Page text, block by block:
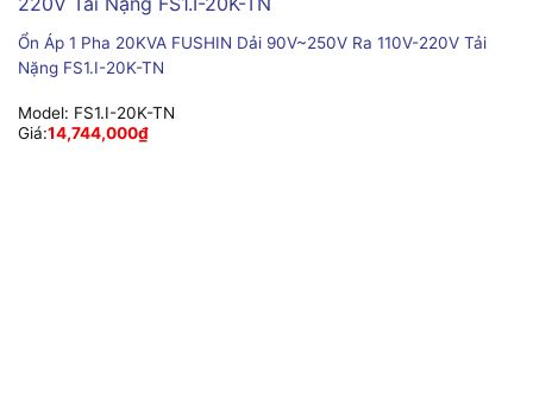
Ổn Áp 1 Pha 20KVA FUSHIN Dải 90V~250V Ra 110V-220V Tải
Nặng FS1.I-20K-TN
Model: FS1.I-20K-TN
Giá:14,744,000₫